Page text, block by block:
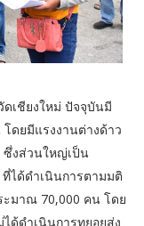
เชียงใหม่ ปัจจุบันมี
ดยมีแรงงานต่างด้าว
ซึ่งส่วนใหญ่เป็น
ได้ดำเนินการตามมติ
มาณ 70,000 คน โดย
ด้ดำเนินการทยอยส่ง